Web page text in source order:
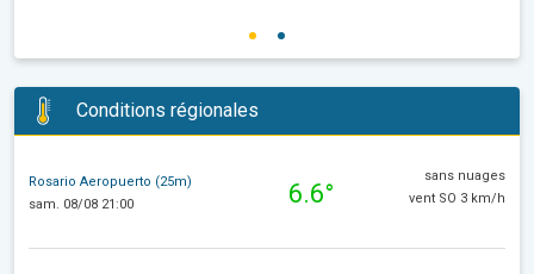
Conditions régionales
Rosario Aeropuerto (25m)
sam. 08/08 21:00
6.6°
sans nuages
vent SO 3 km/h